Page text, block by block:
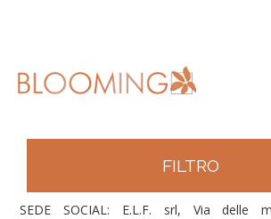
FILTRO
SEDE SOCIAL: E.L.F. srl, Via delle